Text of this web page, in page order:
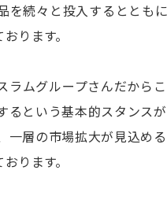
を続々と投入するととも
ります。
ラムグループさんだから
るという基本的スタンス
一層の市場拡大が見込め
ります。